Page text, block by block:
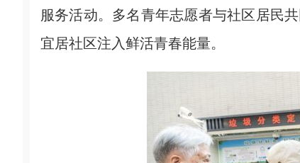
服务活动。多名青年志愿者与社区居民
宜居社区注入鲜活青春能量。